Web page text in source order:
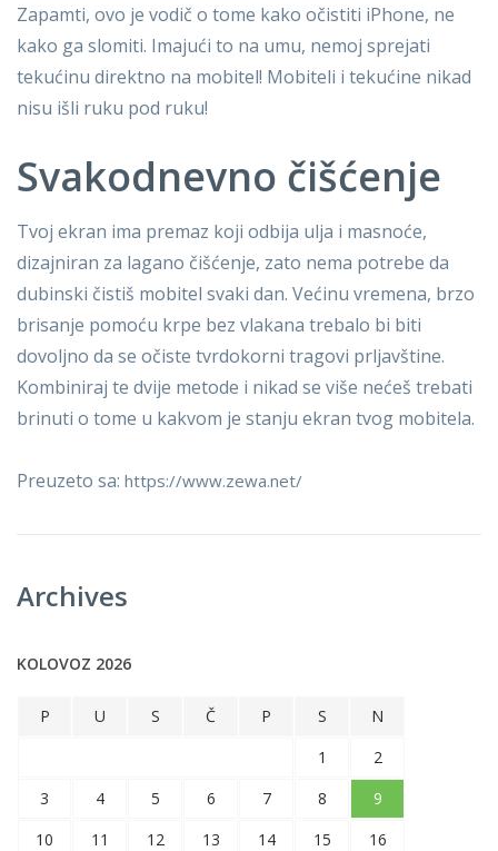
Zapamti, ovo je vodič o tome kako očistiti iPhone, ne
kako ga slomiti. Imajući to na umu, nemoj sprejati
tekućinu direktno na mobitel! Mobiteli i tekućine nikad
nisu išli ruku pod ruku!
Svakodnevno čišćenje
Tvoj ekran ima premaz koji odbija ulja i masnoće,
dizajniran za lagano čišćenje, zato nema potrebe da
dubinski čistiš mobitel svaki dan. Većinu vremena, brzo
brisanje pomoću krpe bez vlakana trebalo bi biti
dovoljno da se očiste tvrdokorni tragovi prljavštine.
Kombiniraj te dvije metode i nikad se više nećeš trebati
brinuti o tome u kakvom je stanju ekran tvog mobitela.
Preuzeto sa: https://www.zewa.net/
Archives
KOLOVOZ 2026
P U S Č P S
N
1
2
3
4 5 6 7 8
9
10
11 12 13 14 15
16